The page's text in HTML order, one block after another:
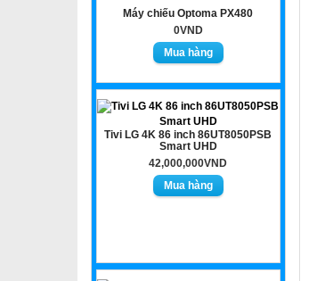
Máy chiếu Optoma PX480
0VND
Tivi LG 4K 86 inch 86UT8050PSB
Smart UHD
42,000,000VND